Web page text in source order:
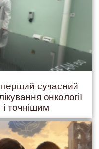
сучасний
онкології
точнішим